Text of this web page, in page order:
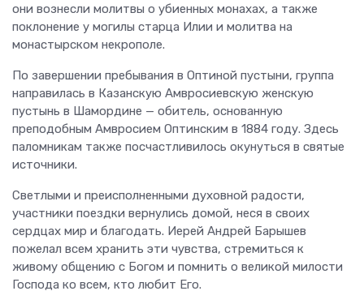
они вознесли молитвы о убиенных монахах, а также
поклонение у могилы старца Илии и молитва на
монастырском некрополе.
По завершении пребывания в Оптиной пустыни, группа
направилась в Казанскую Амвросиевскую женскую
пустынь в Шамордине — обитель, основанную
преподобным Амвросием Оптинским в 1884 году. Здесь
паломникам также посчастливилось окунуться в святые
источники.
Светлыми и преисполненными духовной радости,
участники поездки вернулись домой, неся в своих
сердцах мир и благодать. Иерей Андрей Барышев
пожелал всем хранить эти чувства, стремиться к
живому общению с Богом и помнить о великой милости
Господа ко всем, кто любит Его.